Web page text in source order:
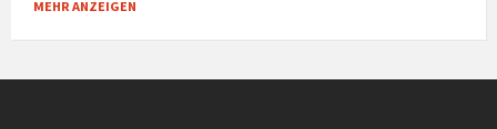
MEHR ANZEIGEN